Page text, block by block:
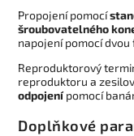
Propojení pomocí
šroubovatelného
napojení pomocí
Reproduktorový
reproduktoru a
odpojenípomocí
Doplňkové